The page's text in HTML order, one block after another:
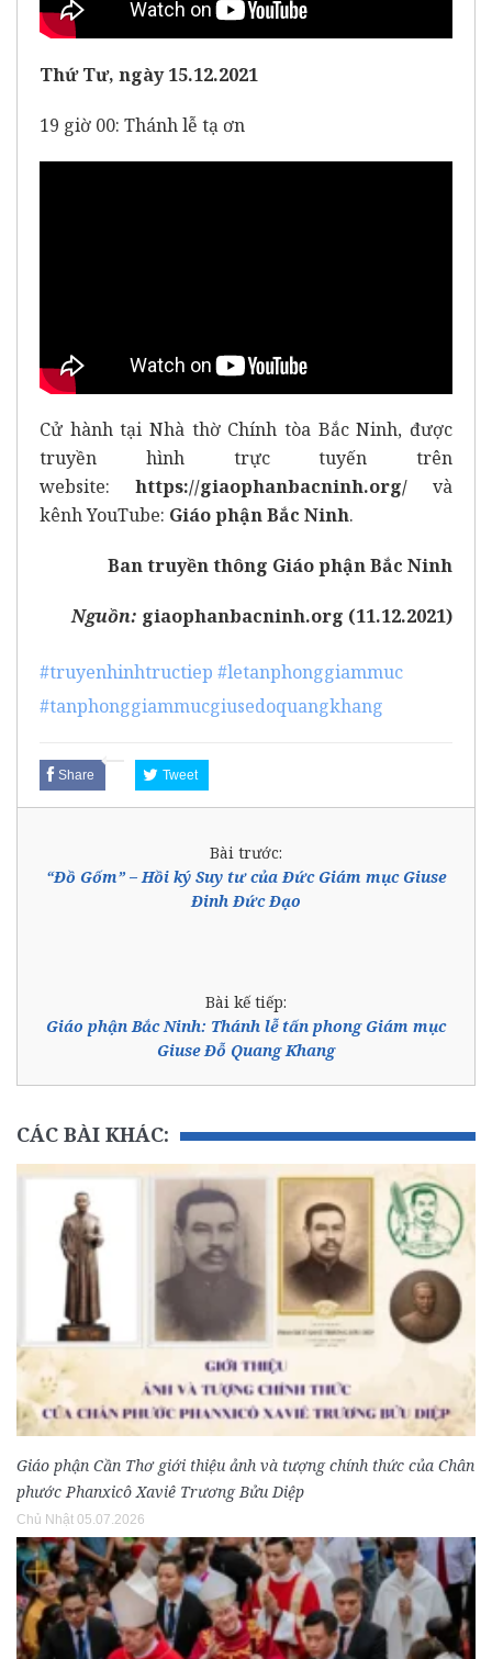
Thứ Tư, ngày 15.12.2021
19 giờ 00: Thánh lễ tạ ơn
Cử hành tại Nhà thờ Chính tòa Bắc Ninh, được
truyền hình trực tuyến trên
website: https://giaophanbacninh.org/ và
kênh YouTube: Giáo phận Bắc Ninh.
Ban truyền thông Giáo phận Bắc Ninh
Nguồn: giaophanbacninh.org (11.12.2021)
#truyenhinhtructiep #letanphonggiammuc
#tanphonggiammucgiusedoquangkhang
Share Tweet
Bài trước:
“Đồ Gốm” – Hồi ký Suy tư của Đức Giám mục Giuse
Đinh Đức Đạo
Bài kế tiếp:
Giáo phận Bắc Ninh: Thánh lễ tấn phong Giám mục
Giuse Đỗ Quang Khang
CÁC BÀI KHÁC:
Giáo phận Cần Thơ giới thiệu ảnh và tượng chính thức của Chân
phước Phanxicô Xaviê Trương Bửu Diệp
Chủ Nhật 05.07.2026